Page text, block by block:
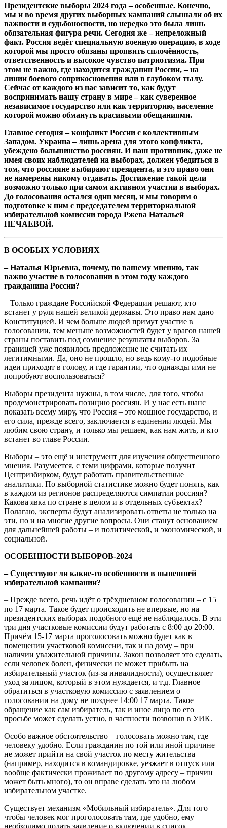
Президентские выборы 2024 года – особенные. Конечно,
мы и во время других выборных кампаний слышали об их
важности и судьбоносности, но нередко это была лишь
обязательная фигура речи. Сегодня же – непреложный
факт. Россия ведёт специальную военную операцию, в ходе
которой мы просто обязаны проявить сплочённость,
ответственность и высокое чувство патриотизма. При
этом не важно, где находится гражданин России, – на
линии боевого соприкосновения или в глубоком тылу.
Сейчас от каждого из нас зависит то, как будут
воспринимать нашу страну в мире – как суверенное
независимое государство или как территорию, население
которой можно обмануть красивыми обещаниями.
Главное сегодня – конфликт России с коллективным
Западом. Украина – лишь арена для этого конфликта,
убеждено большинство россиян. И наш противник, даже не
имея своих наблюдателей на выборах, должен убедиться в
том, что россияне выбирают президента, и это право они
не намерены никому отдавать. Достижение такой цели
возможно только при самом активном участии в выборах.
До голосования остался один месяц, и мы говорим о
подготовке к ним с председателем территориальной
избирательной комиссии города Ржева Натальей
НЕЧАЕВОЙ.
В ОСОБЫХ УСЛОВИЯХ
– Наталья Юрьевна, почему, по вашему мнению, так
важно участие в голосовании в этом году каждого
гражданина России?
– Только граждане Российской Федерации решают, кто
встанет у руля нашей великой державы. Это право нам дано
Конституцией. И чем больше людей примут участие в
голосовании, тем меньше возможностей будет у врагов нашей
страны поставить под сомнение результаты выборов. За
границей уже появилось предложение не считать их
легитимными. Да, оно не прошло, но ведь кому-то подобные
идеи приходят в голову, и где гарантии, что однажды ими не
попробуют воспользоваться?
Выборы президента нужны, в том числе, для того, чтобы
продемонстрировать позицию россиян. И у нас есть шанс
показать всему миру, что Россия – это мощное государство, и
его сила, прежде всего, заключается в единении людей. Мы
любим свою страну, и только мы решаем, как нам жить, и кто
встанет во главе России.
Выборы – это ещё и инструмент для изучения общественного
мнения. Разумеется, с теми цифрами, которые получит
Центризбирком, будут работать правительственные
аналитики. По выборной статистике можно будет понять, как
в каждом из регионов распределяются симпатии россиян?
Какова явка по стране в целом и в отдельных субъектах?
Полагаю, эксперты будут анализировать ответы не только на
эти, но и на многие другие вопросы. Они станут основанием
для дальнейшей работы – и политической, и экономической, и
социальной.
ОСОБЕННОСТИ ВЫБОРОВ-2024
– Существуют ли какие-то особенности в нынешней
избирательной кампании?
– Прежде всего, речь идёт о трёхдневном голосовании – с 15
по 17 марта. Такое будет происходить не впервые, но на
президентских выборах подобного ещё не наблюдалось. В эти
три дня участковые комиссии будут работать с 8:00 до 20:00.
Причём 15-17 марта проголосовать можно будет как в
помещении участковой комиссии, так и на дому – при
наличии уважительной причины. Закон позволяет это сделать,
если человек болен, физически не может прибыть на
избирательный участок (из-за инвалидности), осуществляет
уход за лицом, который в этом нуждается, и т.д. Главное –
обратиться в участковую комиссию с заявлением о
голосовании на дому не позднее 14:00 17 марта. Такое
обращение как сам избиратель, так и иное лицо по его
просьбе может сделать устно, в частности позвонив в УИК.
Особо важное обстоятельство – голосовать можно там, где
человеку удобно. Если гражданин по той или иной причине
не может прийти на свой участок по месту жительства
(например, находится в командировке, уезжает в отпуск или
вообще фактически проживает по другому адресу – причин
может быть много), то он вправе сделать это на любом
избирательном участке.
Существует механизм «Мобильный избиратель». Для того
чтобы человек мог проголосовать там, где удобно, ему
необходимо подать заявление о включении в список